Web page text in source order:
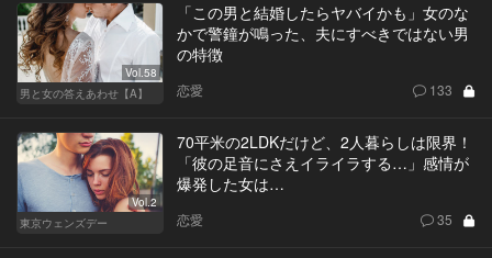
Vol.58
男と女の答えあわせ【A】
「この男と結婚したらヤバイかも」女のな
かで警鐘が鳴った、夫にすべきではない男
の特徴
恋愛 133
Vol.2
東京ウェンズデー
70平米の2LDKだけど、2人暮らしは限界！
「彼の足音にさえイライラする…」感情が
爆発した女は…
恋愛 35